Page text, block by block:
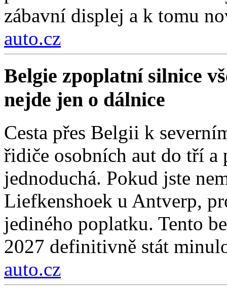
zábavní displej a k tomu
auto.cz
Belgie zpoplatní silnice
nejde jen o dálnice
Cesta přes Belgii k
řidiče osobních aut do tří
jednoduchá. Pokud jste
Liefkenshoek u Antverp,
jediného poplatku. Tento
2027 definitivně stát
auto.cz